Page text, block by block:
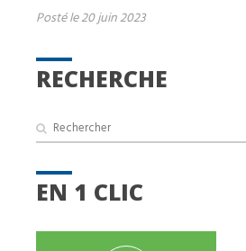
RECHERCHE
EN 1 CLIC
Posté le 20 juin 2023